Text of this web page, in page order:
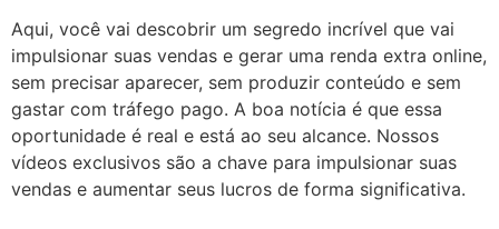
Aqui, você vai descobrir um segredo incrível que vai
impulsionar suas vendas e gerar uma renda extra online,
sem precisar aparecer, sem produzir conteúdo e sem
gastar com tráfego pago. A boa notícia é que essa
oportunidade é real e está ao seu alcance. Nossos
vídeos exclusivos são a chave para impulsionar suas
vendas e aumentar seus lucros de forma significativa.